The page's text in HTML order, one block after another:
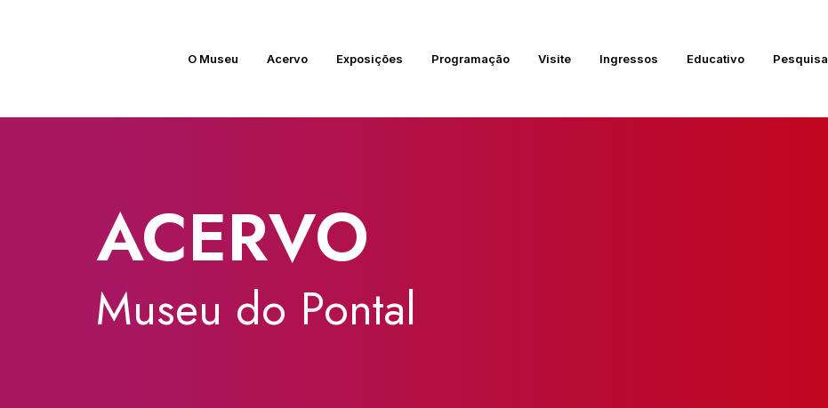
O Museu Acervo Exposições Programação Visite Ingressos Educativo Pesquisa
ACERVO
Museu do Pontal